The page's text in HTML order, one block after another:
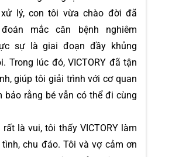
lý, con tôi vừa chào đời đã
mắc căn bệnh nghiêm
sự là giai đoạn đầy khủng
Trong lúc đó, VICTORY đã tận
giúp tôi giải trình với cơ quan
bảo rằng bé vẫn có thể đi cùng
là vui, tôi thấy VICTORY làm
chu đáo. Tôi và vợ cảm ơn